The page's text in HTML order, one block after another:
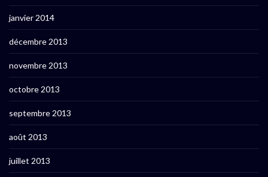
janvier 2014
décembre 2013
novembre 2013
octobre 2013
septembre 2013
août 2013
juillet 2013